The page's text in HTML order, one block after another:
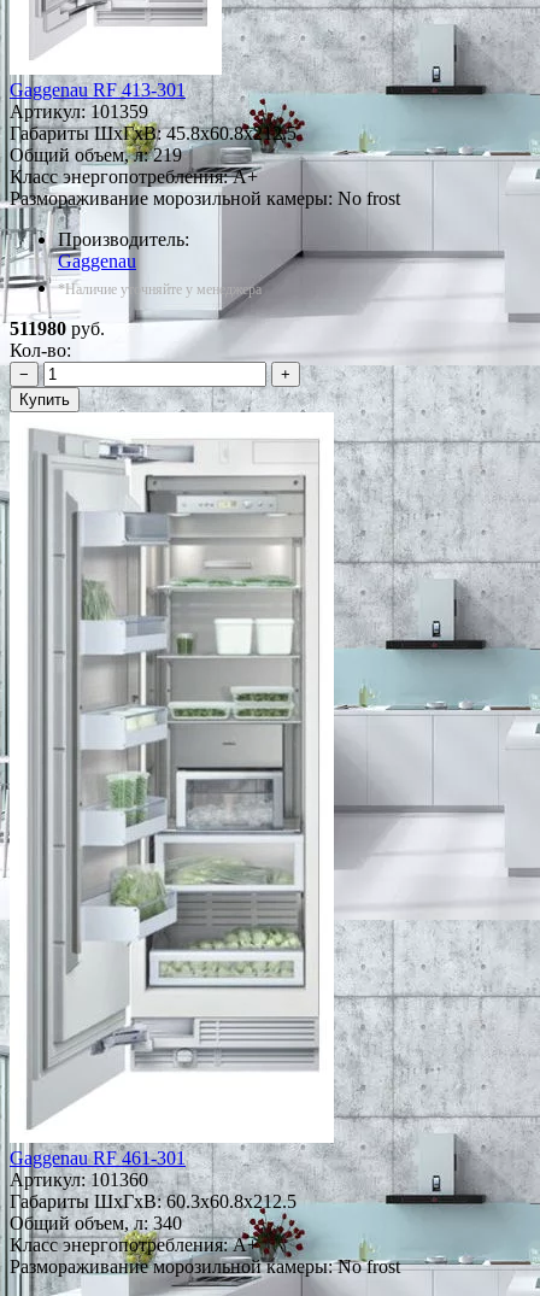
Gaggenau RF 413-301
Артикул:101359
Габариты ШxГxВ: 45.8x60.8x212.5
Общий объем, л: 219
Класс энергопотребления: A+
Размораживание морозильной камеры: No frost
Производитель:
Gaggenau
*Наличие уточняйте у менеджера
511980 руб.
Кол-во:
−
+
Купить
Gaggenau RF 461-301
Артикул:101360
Габариты ШxГxВ: 60.3x60.8x212.5
Общий объем, л: 340
Класс энергопотребления: A+
Размораживание морозильной камеры: No frost